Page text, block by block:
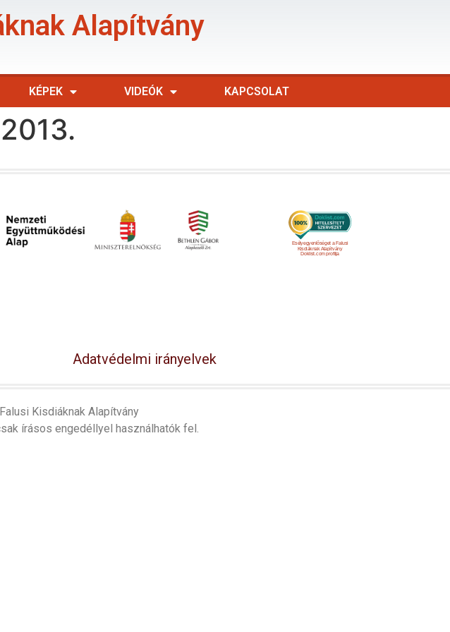
Alapítvány
KÉPEK VIDEÓK KAPCSOLAT
Esélyegyenlőséget a Falusi
Kisdiáknak Alapítvány
Doklist.com profilja
Adatvédelmi irányelvek
Kisdiáknak Alapítvány
írásos engedéllyel használhatók fel.